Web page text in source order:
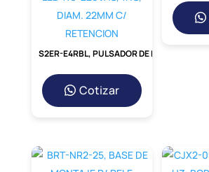
Cotizar